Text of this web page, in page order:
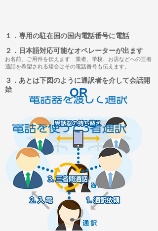
１．専用の駐在国の国内電話番号に電話
２．日本語対応可能なオペレーターが出ます
お名前、ご用件を伝えます 業者、学校、お店などへの三者
通話を希望される場合はその電話番号も伝えます。
３．あとは下図のように通訳者を介して会話開
始
OR